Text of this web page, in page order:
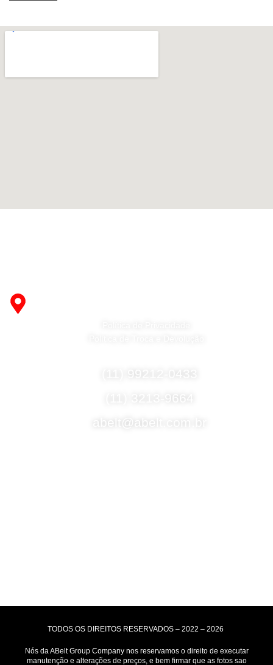
(11) 3213-9664
abelt@abelt.com.br
TODOS OS DIREITOS RESERVADOS – 2022 – 2026
Nós da ABelt Group Company nos reservamos o direito de executar
manutenção e alterações de preços, e bem firmar que as fotos sao